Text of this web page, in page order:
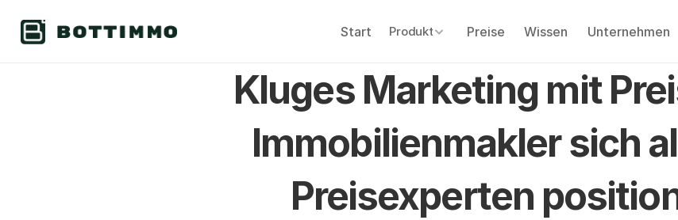
Start Produkt Preise Wissen
Produkt Unternehmen
Kluges Marketing mit
Immobilienmakler sich
Preisexperten